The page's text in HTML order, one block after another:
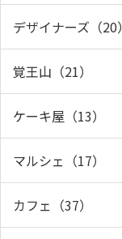
デザイナーズ（20）
覚王山（21）
ケーキ屋（13）
マルシェ（17）
カフェ（37）